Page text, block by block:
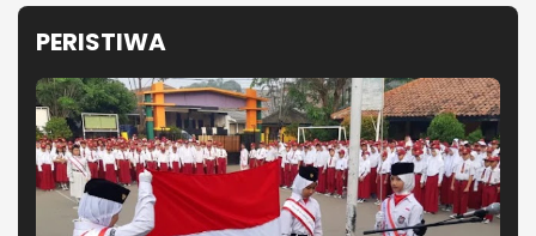
PERISTIWA